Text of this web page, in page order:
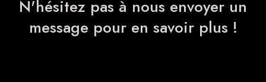
N'hésitez pas à nous envoyer un
message pour en savoir plus !